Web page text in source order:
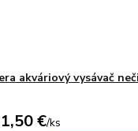
akváriový vysávač
€/ks